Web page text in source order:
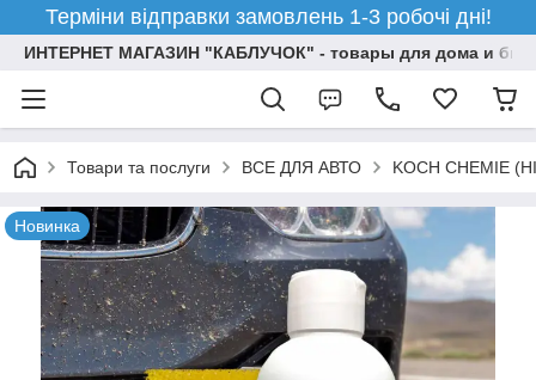
Терміни відправки замовлень 1-3 робочі дні!
ИНТЕРНЕТ МАГАЗИН "КАБЛУЧОК" - товары для дома и
Товари та послуги ВСЕ ДЛЯ АВТО KOCH CHEMIE
Новинка